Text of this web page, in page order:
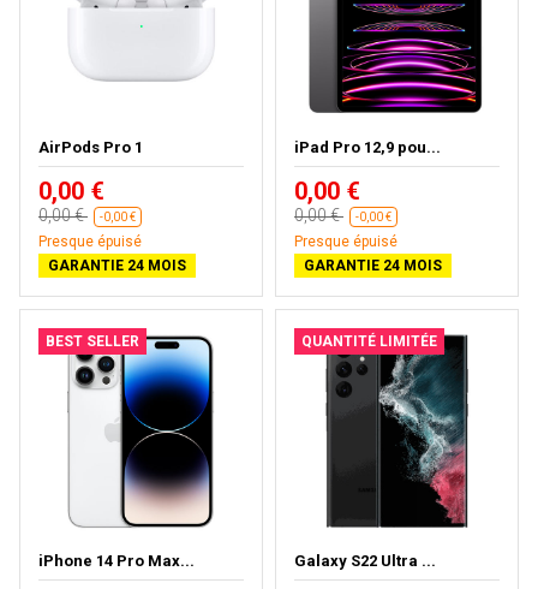
AirPods Pro 1
0,00 €
0,00 € -0,00 €
Presque épuisé
GARANTIE 24 MOIS
iPad Pro 12,9 pou...
0,00 €
0,00 € -0,00 €
Presque épuisé
GARANTIE 24 MOIS
BEST SELLER
iPhone 14 Pro Max...
QUANTITÉ LIMITÉE
Galaxy S22 Ultra ...